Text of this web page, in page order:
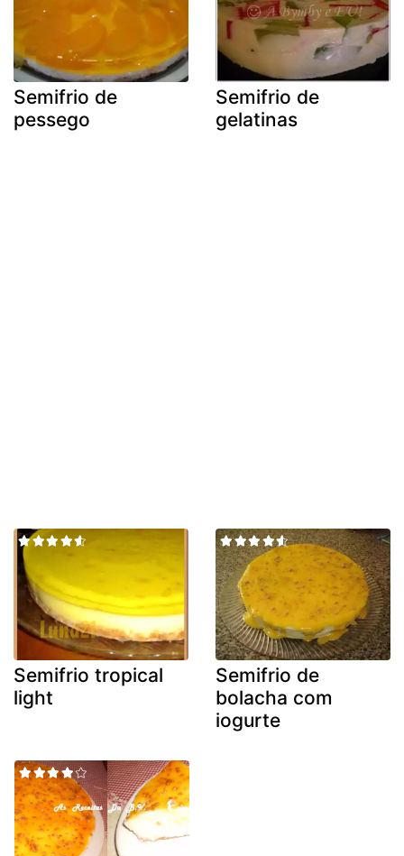
Semifrio de
pessego
Semifrio de
gelatinas
Semifrio tropical
light
Semifrio de
bolacha com
iogurte